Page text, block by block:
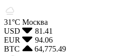
31°С Москва
USD
81.41
EUR
94.06
BTC
64,775.49